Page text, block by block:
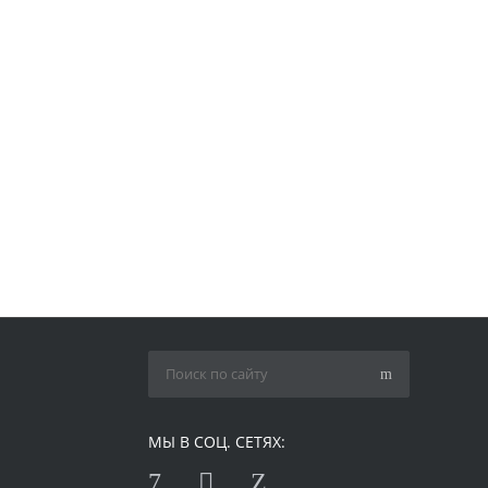
МЫ В СОЦ. СЕТЯХ: